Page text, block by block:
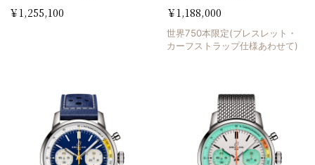
￥1,255,100
￥1,188,000
世界750本限定(ブレスレット・
カーフストラップ仕様あわせて)